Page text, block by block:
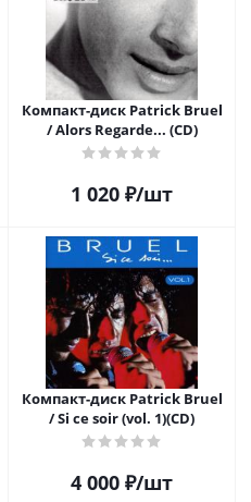
Компакт-диск Patrick Bruel
/ Alors Regarde... (CD)
1 020 ₽/шт
Компакт-диск Patrick Bruel
/ Si ce soir (vol. 1)(CD)
4 000 ₽/шт